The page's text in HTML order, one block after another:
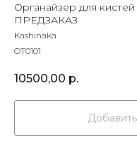
Органайзер для
ПРЕДЗАКАЗ
Kashinaka
OT0101
10500,00 р.